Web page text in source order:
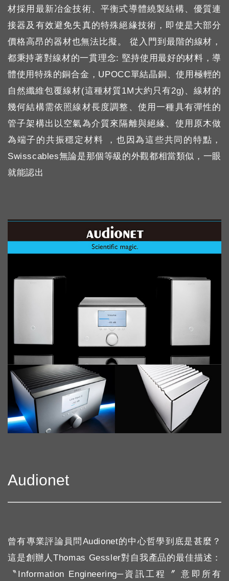
材採用最新冶金技術、平衡式導體繞製結構、優質連
接器及有效避免失真的特殊絕緣技術，即使是大部分
價格高昂的器材也無法比擬。 從入門到最階的線材，
都秉持著對線材的一貫理念: 堅持使用最好的材料，導
體使用特殊的銅合金，UPOCC單結晶銅、使用極輕的
自然纖維包覆線材(這種材質1M大約只有2g)、線材的
幾何結構需依照線材長度調整、使用一種具有彈性的
管子架構出以空氣為介質來隔離與絕緣、使用原木做
為端子的共振穩定材料 ，也因為這些共同的特點，
Swisscables無論是那個等級的外觀都相當類似，一眼
就能認出
Audionet
曾有專業評論員問Audionet的中心哲學到底是甚麼？
這是創辦人Thomas Gessler對自我產品的最佳描述：
〝Information Engineering─資訊工程〞 意即所有